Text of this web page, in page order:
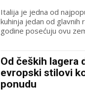
Italija je jedna od
kuhinja jedan od glavnih
godine posećuju ovu
Od čeških lagera
evropski stilovi
ponudu